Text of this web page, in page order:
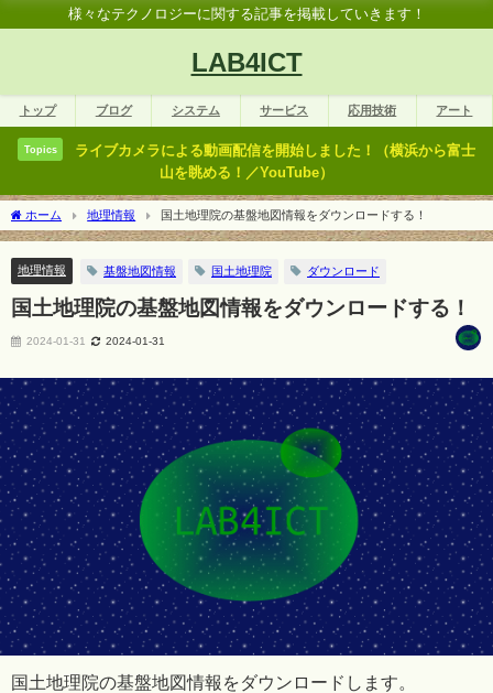
様々なテクノロジーに関する記事を掲載していきます！
LAB4ICT
トップ ブログ システム サービス 応用技術 アート
Topics
ライブカメラによる動画配信を開始しました！（横浜から富士
山を眺める！／YouTube）
ホーム 地理情報 国土地理院の基盤地図情報をダウンロードする！
地理情報 基盤地図情報 国土地理院 ダウンロード
国土地理院の基盤地図情報をダウンロードする！
2024-01-31 2024-01-31
国土地理院の基盤地図情報をダウンロードします。